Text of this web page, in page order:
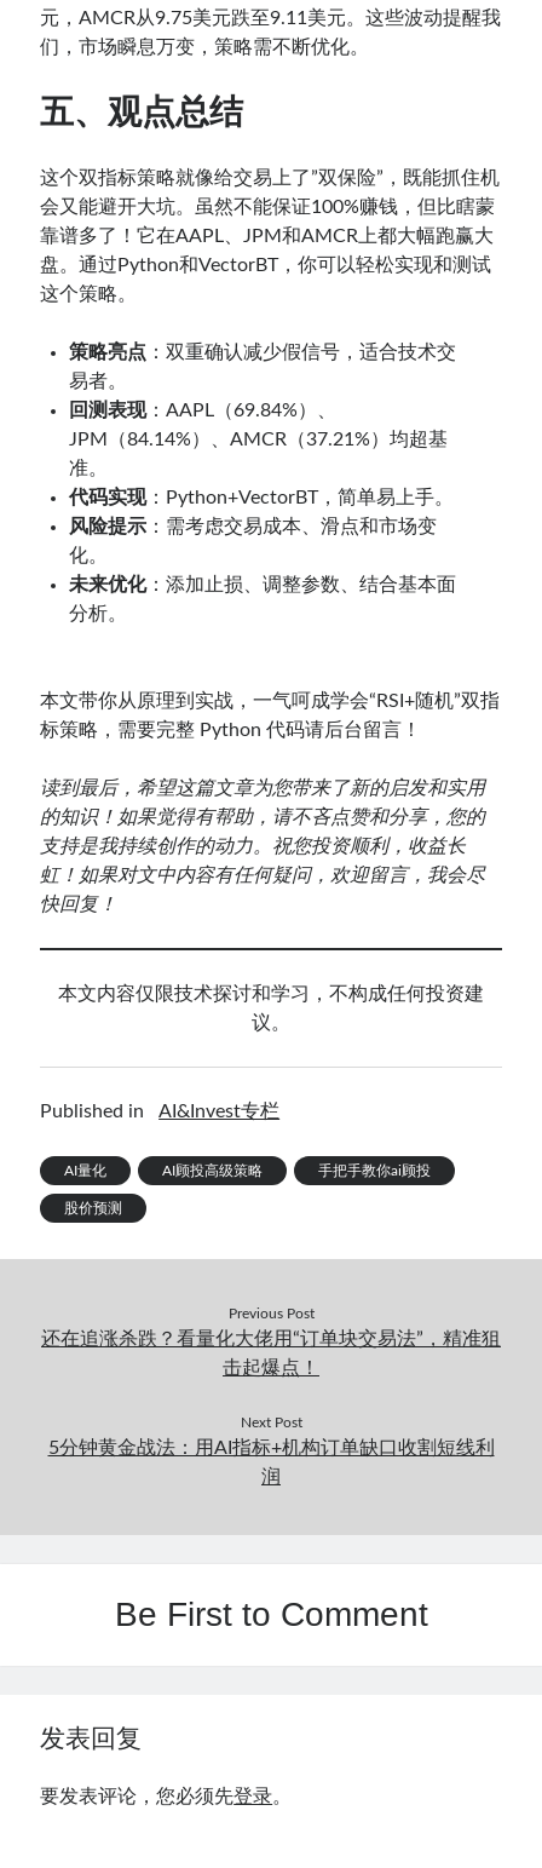
元，AMCR从9.75美元跌至9.11美元。这些波动提醒我
们，市场瞬息万变，策略需不断优化。
五、观点总结
这个双指标策略就像给交易上了”双保险”，既能抓住机
会又能避开大坑。虽然不能保证100%赚钱，但比瞎蒙
靠谱多了！它在AAPL、JPM和AMCR上都大幅跑赢大
盘。通过Python和VectorBT，你可以轻松实现和测试
这个策略。
策略亮点 ：双重确认减少假信号，适合技术交
易者。
回测表现：AAPL（69.84%）、
JPM（84.14%）、AMCR（37.21%）均超基
准。
代码实现：Python+VectorBT，简单易上手。
风险提示 ：需考虑交易成本、滑点和市场变
化。
未来优化：添加止损、调整参数、结合基本面
分析。
本文带你从原理到实战，一气呵成学会“RSI+随机”双指
标策略，需要完整 Python 代码请后台留言！
读到最后，希望这篇文章为您带来了新的启发和实用
的知识！如果觉得有帮助，请不吝点赞和分享，您的
支持是我持续创作的动力。祝您投资顺利，收益长
虹！如果对文中内容有任何疑问，欢迎留言，我会尽
快回复！
本文内容仅限技术探讨和学习，不构成任何投资建
议。
Published in AI&Invest专栏
AI量化 AI顾投高级策略 手把手教你ai顾投
股价预测
Previous Post
还在追涨杀跌？看量化大佬用“订单块交易法”，精准狙
击起爆点！
Next Post
5分钟黄金战法：用AI指标+机构订单缺口收割短线利
润
Be First to Comment
发表回复
要发表评论，您必须先登录。